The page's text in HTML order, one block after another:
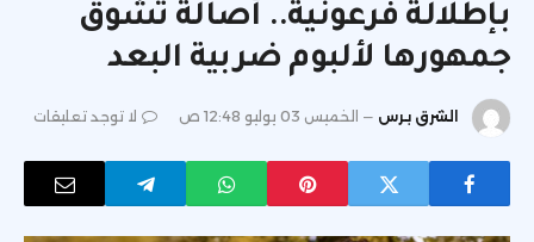
بإطلالة فرعونية.. أصالة تشوق
جمهورها لألبوم ضربية البعد
الشرق برس الخميس 03 يوليو 12:48 ص لا توجد تعليقات